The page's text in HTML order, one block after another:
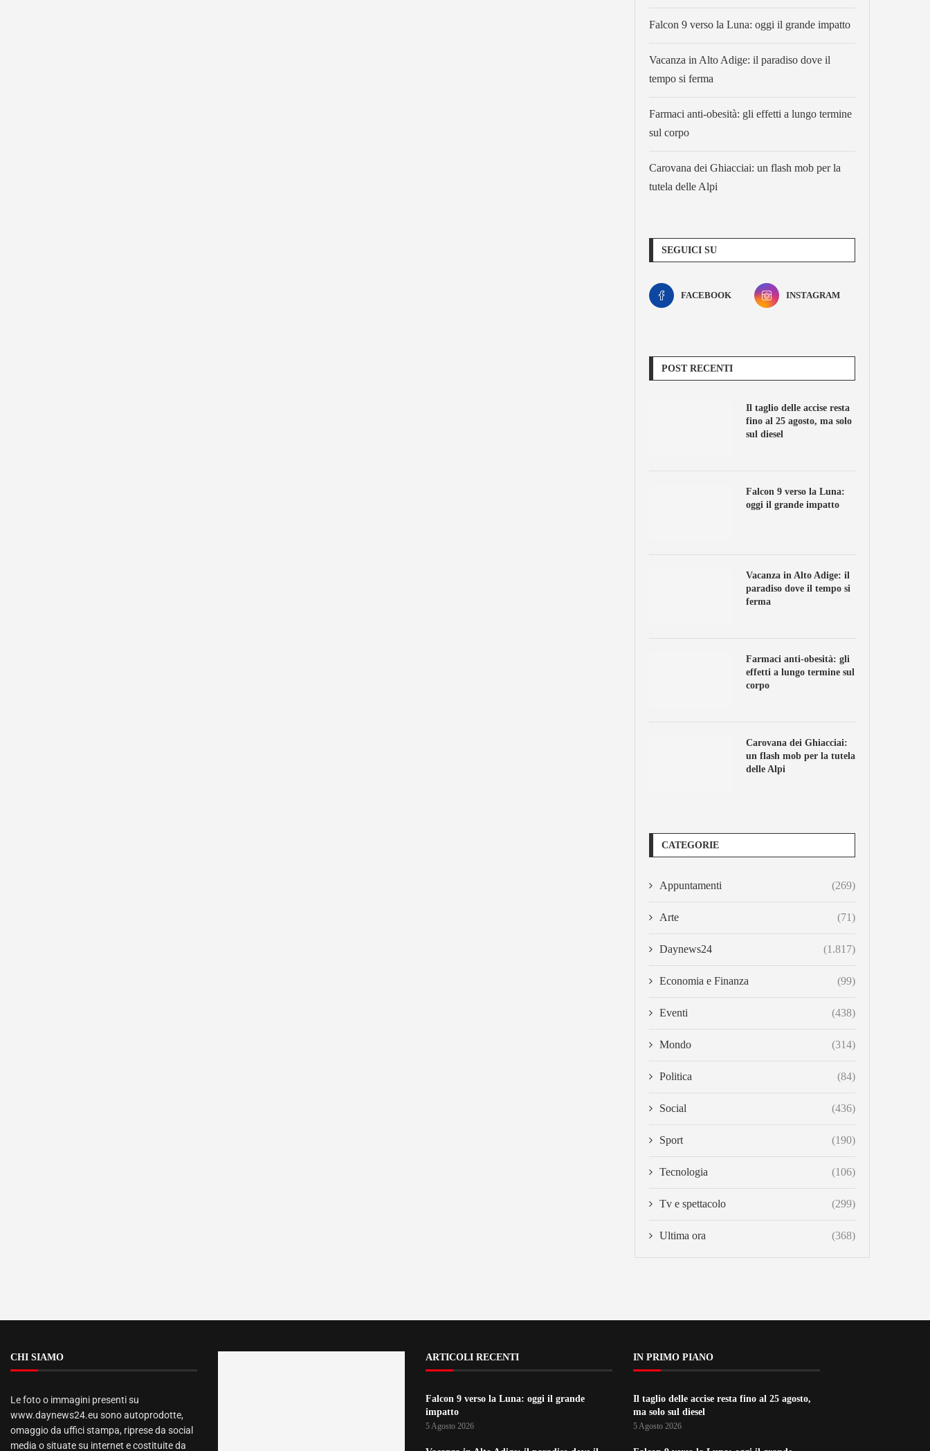
Falcon 9 verso la Luna: oggi il grande impatto
Vacanza in Alto Adige: il paradiso dove il
tempo si ferma
Farmaci anti-obesità: gli effetti a lungo termine
sul corpo
Carovana dei Ghiacciai: un flash mob per la
tutela delle Alpi
SEGUICI SU
FACEBOOK INSTAGRAM
POST RECENTI
Il taglio delle accise resta
fino al 25 agosto, ma solo
sul diesel
Falcon 9 verso la Luna:
oggi il grande impatto
Vacanza in Alto Adige: il
paradiso dove il tempo si
ferma
Farmaci anti-obesità: gli
effetti a lungo termine sul
corpo
Carovana dei Ghiacciai:
un flash mob per la tutela
delle Alpi
CATEGORIE
Appuntamenti (269)
Arte (71)
Daynews24 (1.817)
Economia e Finanza (99)
Eventi (438)
Mondo (314)
Politica (84)
Social (436)
Sport (190)
Tecnologia (106)
Tv e spettacolo (299)
Ultima ora (368)
CHI SIAMO
Le foto o immagini presenti su
www.daynews24.eu sono autoprodotte,
omaggio da uffici stampa, riprese da social
media o situate su internet e costituite da
ARTICOLI RECENTI
Falcon 9 verso la Luna: oggi il grande
impatto
5 Agosto 2026
IN PRIMO PIANO
Il taglio delle accise resta fino al 25 agosto,
ma solo sul diesel
5 Agosto 2026